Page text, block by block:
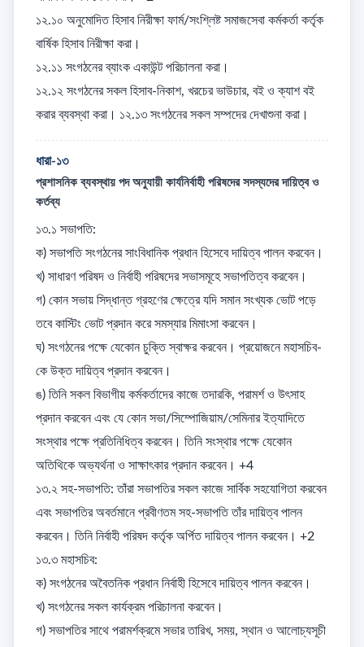
১২.১০ অনুমোদিত হিসাব নিরীক্ষা ফার্ম/সংশ্লিষ্ট সমাজসেবা কর্মকর্তা কর্তৃক
বার্ষিক হিসাব নিরীক্ষা করা।
১২.১১ সংগঠনের ব্যাংক একাউন্ট পরিচালনা করা।
১২.১২ সংগঠনের সকল হিসাব-নিকাশ, খরচের ভাউচার, বই ও ক্যাশ বই
করার ব্যবস্থা করা। ১২.১৩ সংগঠনের সকল সম্পদের দেখাশুনা করা।
ধারা-১৩
প্রশাসনিক ব্যবস্থায় পদ অনুযায়ী কার্যনির্বাহী পরিষদের সদস্যদের দায়িত্ব ও
কর্তব্য
১৩.১ সভাপতি:
ক) সভাপতি সংগঠনের সাংবিধানিক প্রধান হিসেবে দায়িত্ব পালন করবেন।
খ) সাধারণ পরিষদ ও নির্বাহী পরিষদের সভাসমূহে সভাপতিত্ব করবেন।
গ) কোন সভায় সিদ্ধান্ত গ্রহণের ক্ষেত্রে যদি সমান সংখ্যক ভোট পড়ে
তবে কাস্টিং ভোট প্রদান করে সমস্যার মিমাংসা করবেন।
ঘ) সংগঠনের পক্ষে যেকোন চুক্তি স্বাক্ষর করবেন। প্রয়োজনে মহাসচিব-
কে উক্ত দায়িত্ব প্রদান করবেন।
ঙ) তিনি সকল বিভাগীয় কর্মকর্তাদের কাজে তদারকি, পরামর্শ ও উৎসাহ
প্রদান করবেন এবং যে কোন সভা/সিম্পোজিয়াম/সেমিনার ইত্যাদিতে
সংস্থার পক্ষে প্রতিনিধিত্ব করবেন। তিনি সংস্থার পক্ষে যেকোন
অতিথিকে অভ্যর্থনা ও সাক্ষাৎকার প্রদান করবেন। +4
১৩.২ সহ-সভাপতি: তাঁরা সভাপতির সকল কাজে সার্বিক সহযোগিতা করবেন
এবং সভাপতির অবর্তমানে প্রবীণতম সহ-সভাপতি তাঁর দায়িত্ব পালন
করবেন। তিনি নির্বাহী পরিষদ কর্তৃক অর্পিত দায়িত্ব পালন করবেন। +2
১৩.৩ মহাসচিব:
ক) সংগঠনের অবৈতনিক প্রধান নির্বাহী হিসেবে দায়িত্ব পালন করবেন।
খ) সংগঠনের সকল কার্যক্রম পরিচালনা করবেন।
গ) সভাপতির সাথে পরামর্শক্রমে সভার তারিখ, সময়, স্থান ও আলোচ্যসূচী